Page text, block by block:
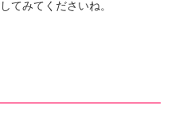
てみてくださいね。